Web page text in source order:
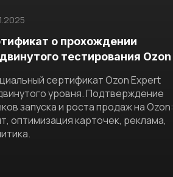
о прохождении
тестирования Ozon
сертификат Ozon Expert
уровня. Подтверждение
запуска и роста продаж на Ozon:
оптимизация карточек, реклама,